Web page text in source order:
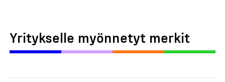
Yritykselle myönnetyt merkit